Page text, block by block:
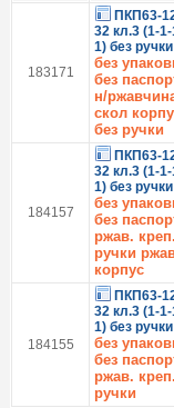
183171
ПКП63-
32 кл.3 (1-
1) без ручки
без
без
н/
скол
без ручки
184157
ПКП63-
32 кл.3 (1-
1) без ручки
без
без
ржав.
ручки
корпус
184155
ПКП63-
32 кл.3 (1-
1) без ручки
без
без
ржав.
ручки